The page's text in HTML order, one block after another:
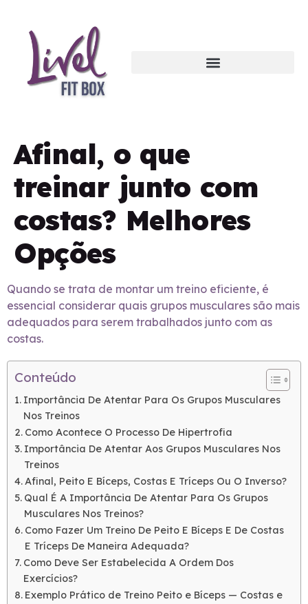
Afinal, o que
treinar junto com
costas? Melhores
Opções
Quando se trata de montar um treino eficiente, é
essencial considerar quais grupos musculares são mais
adequados para serem trabalhados junto com as
costas.
Conteúdo
Importância De Atentar Para Os Grupos Musculares
Nos Treinos
Como Acontece O Processo De Hipertrofia
Importância De Atentar Aos Grupos Musculares Nos
Treinos
Afinal, Peito E Bíceps, Costas E Tríceps Ou O Inverso?
Qual É A Importância De Atentar Para Os Grupos
Musculares Nos Treinos?
Como Fazer Um Treino De Peito E Bíceps E De Costas
E Tríceps De Maneira Adequada?
Como Deve Ser Estabelecida A Ordem Dos
Exercícios?
Exemplo Prático de Treino Peito e Bíceps — Costas e